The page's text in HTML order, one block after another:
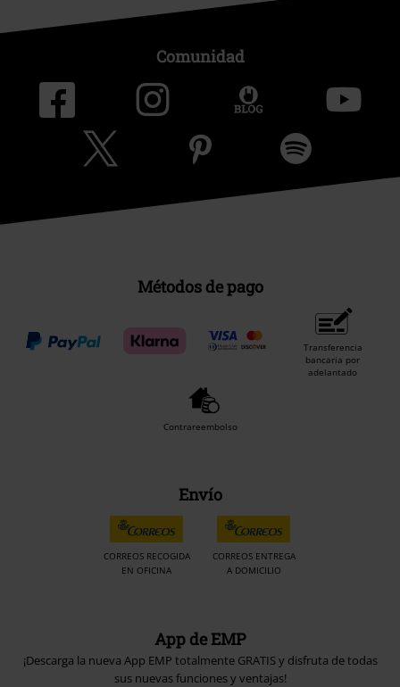
Comunidad
Métodos de pago
Transferencia
bancaria por
adelantado
Contrareembolso
Envío
CORREOS RECOGIDA
EN OFICINA
CORREOS ENTREGA
A DOMICILIO
App de EMP
¡Descarga la nueva App EMP totalmente GRATIS y disfruta de todas
sus nuevas funciones y ventajas!